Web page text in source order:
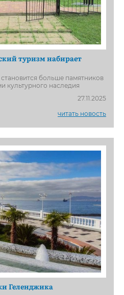
туризм набирает
больше памятников
культурного наследия
27.11.2025
читать новость
Геленджика